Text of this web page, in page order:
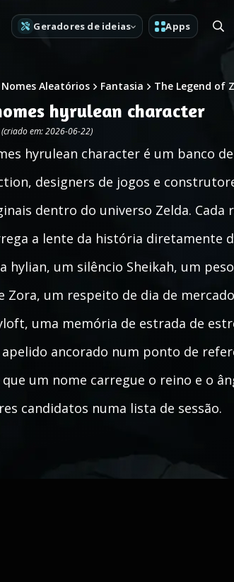
Geradores de ideias Apps
Aleatórios Fantasia The Legend of
hyrulean character
em: 2026-06-22)
hyrulean character é um banco
designers de jogos e
dentro do universo Zelda.
a lente da história diretamente
hylian, um silêncio Sheikah, um
Zora, um respeito de dia de
uma memória de estrada de
ancorado num ponto de
um nome carregue o reino e o
candidatos numa lista de sessão.